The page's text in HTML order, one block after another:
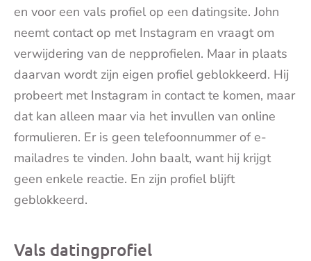
en voor een vals profiel op een datingsite. John
neemt contact op met Instagram en vraagt om
verwijdering van de nepprofielen. Maar in plaats
daarvan wordt zijn eigen profiel geblokkeerd. Hij
probeert met Instagram in contact te komen, maar
dat kan alleen maar via het invullen van online
formulieren. Er is geen telefoonnummer of e-
mailadres te vinden. John baalt, want hij krijgt
geen enkele reactie. En zijn profiel blijft
geblokkeerd.
Vals datingprofiel